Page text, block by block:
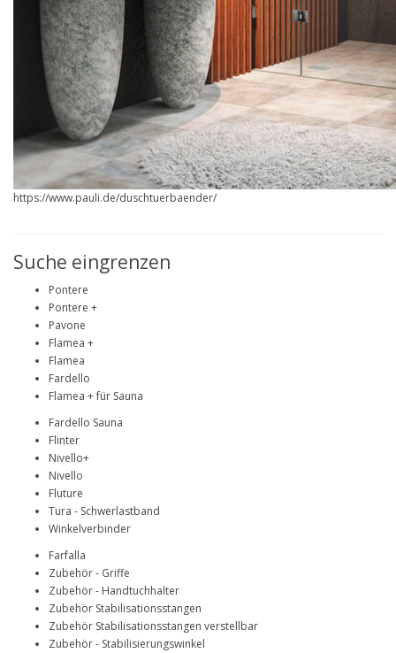
https://www.pauli.de/duschtuerbaender/
Suche eingrenzen
Pontere
Pontere +
Pavone
Flamea +
Flamea
Fardello
Flamea + für Sauna
Fardello Sauna
Flinter
Nivello+
Nivello
Fluture
Tura - Schwerlastband
Winkelverbinder
Farfalla
Zubehör - Griffe
Zubehör - Handtuchhalter
Zubehör Stabilisationsstangen
Zubehör Stabilisationsstangen verstellbar
Zubehör - Stabilisierungswinkel